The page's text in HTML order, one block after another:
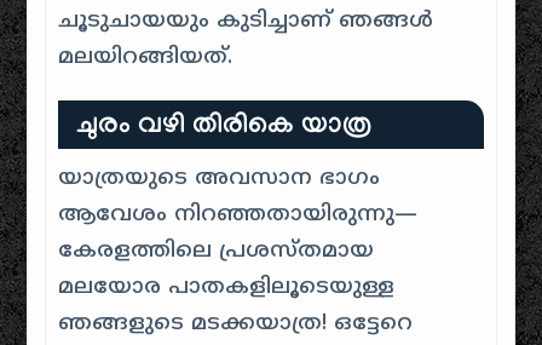
ചൂടുചായയും കുടിച്ചാണ് ഞങ്ങൾ
മലയിറങ്ങിയത്.
ചുരം വഴി തിരികെ യാത്ര
യാത്രയുടെ അവസാന ഭാഗം
ആവേശം നിറഞ്ഞതായിരുന്നു—
കേരളത്തിലെ പ്രശസ്തമായ
മലയോര പാതകളിലൂടെയുള്ള
ഞങ്ങളുടെ മടക്കയാത്ര! ഒട്ടേറെ